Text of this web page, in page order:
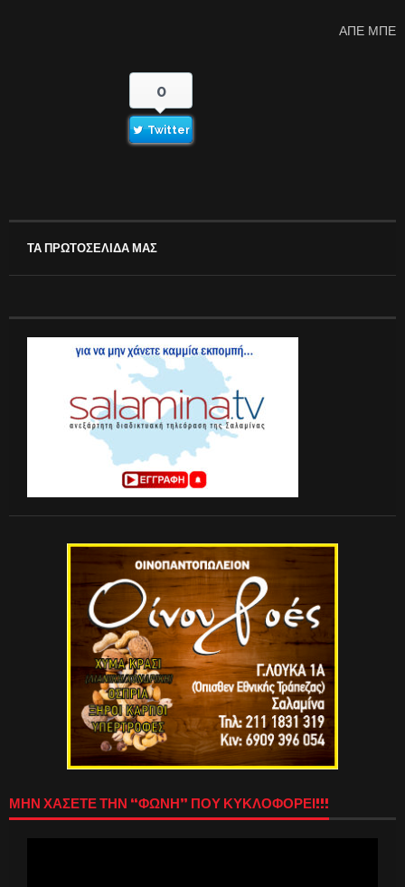
ΑΠΕ ΜΠΕ
0
Twitter
ΤΑ ΠΡΩΤΟΣΕΛΙΔΑ ΜΑΣ
ΜΗΝ ΧΑΣΕΤΕ ΤΗΝ “ΦΩΝΗ” ΠΟΥ ΚΥΚΛΟΦΟΡΕΙ!!!